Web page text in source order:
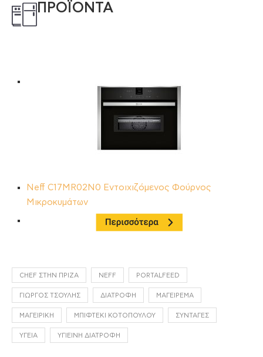
ΠΡΟΪΟΝΤΑ
Neff C17MR02N0 Εντοιχιζόμενος Φούρνος
Μικροκυμάτων
CHEF ΣΤΗΝ ΠΡΊΖΑ NEFF PORTALFEED
ΓΙΏΡΓΟΣ ΤΣΟΎΛΗΣ ΔΙΑΤΡΟΦΉ ΜΑΓΕΊΡΕΜΑ
ΜΑΓΕΙΡΙΚΉ ΜΠΙΦΤΈΚΙ ΚΟΤΌΠΟΥΛΟΥ ΣΥΝΤΑΓΈΣ
ΥΓΕΊΑ ΥΓΙΕΙΝΉ ΔΙΑΤΡΟΦΉ